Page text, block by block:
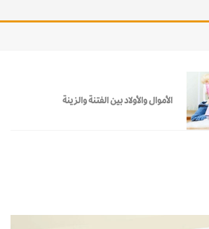
الأموال والأولاد بين الفتنة والزينة